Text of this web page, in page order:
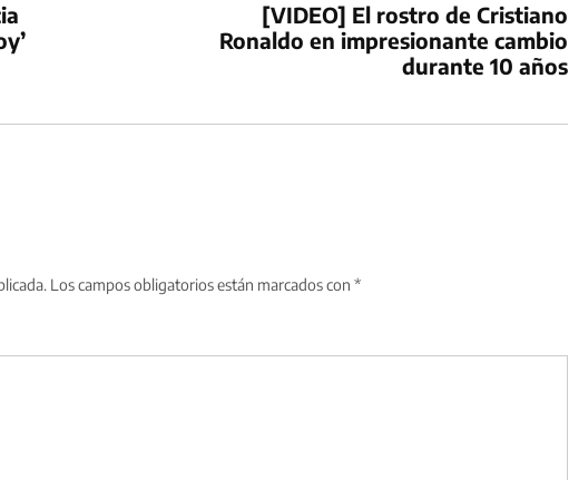
[VIDEO] El rostro de Cristiano
Ronaldo en impresionante cambio
durante 10 años
Los campos obligatorios están marcados con *